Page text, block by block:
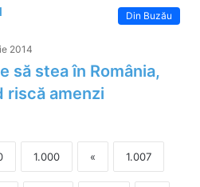
Din Buzău
2014
să stea în România,
riscă amenzi
1.000 « 1.007